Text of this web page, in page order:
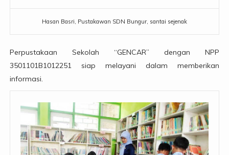
Hasan Basri, Pustakawan SDN Bungur, santai sejenak
Perpustakaan Sekolah “GENCAR” dengan NPP
3501101B1012251 siap melayani dalam memberikan
informasi.